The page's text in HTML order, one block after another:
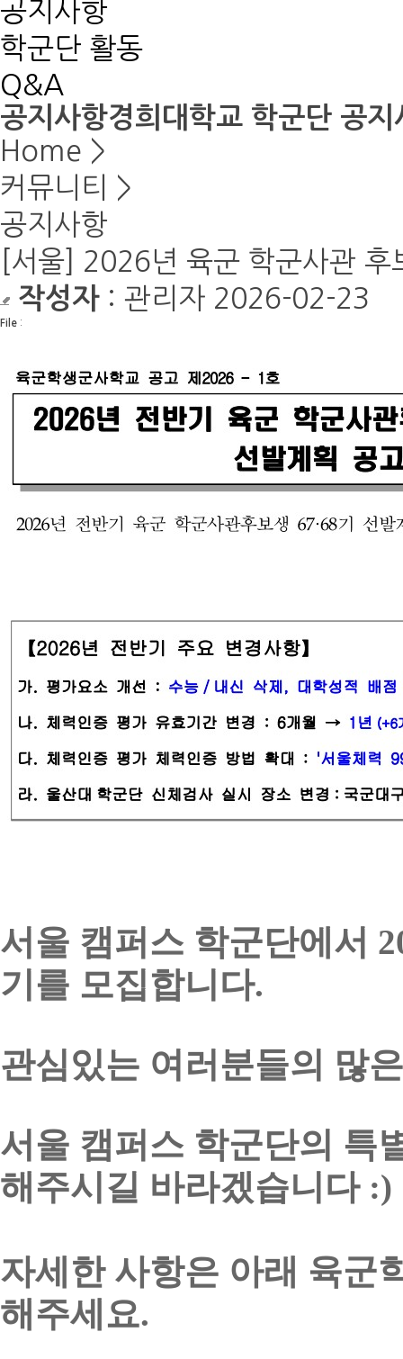
공지사항
학군단 활동
Q&A
공지사항경희대학교 학군단 공지
Home >
커뮤니티
>
공지사항
[서울] 2026년 육군 학군사관
작성자: 관리자 2026-02-23
File :
서울 캠퍼스 학군단에서
기를 모집합니다.
관심있는 여러분들의 많
서울 캠퍼스 학군단의 특
해주시길 바라겠습니다 :)
자세한 사항은 아래 육군
해주세요.